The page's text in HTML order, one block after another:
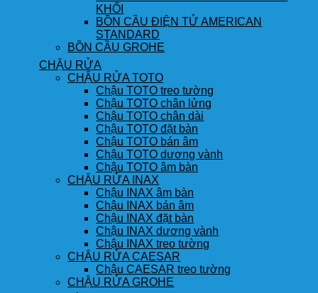
KHỐI
BỒN CẦU ĐIỆN TỬ AMERICAN
STANDARD
BỒN CẦU GROHE
CHẬU RỬA
CHẬU RỬA TOTO
Chậu TOTO treo tường
Chậu TOTO chân lửng
Chậu TOTO chân dài
Chậu TOTO đặt bàn
Chậu TOTO bán âm
Chậu TOTO dương vành
Chậu TOTO âm bàn
CHẬU RỬA INAX
Chậu INAX âm bàn
Chậu INAX bán âm
Chậu INAX đặt bàn
Chậu INAX dương vành
Chậu INAX treo tường
CHẬU RỬA CAESAR
Chậu CAESAR treo tường
CHẬU RỬA GROHE